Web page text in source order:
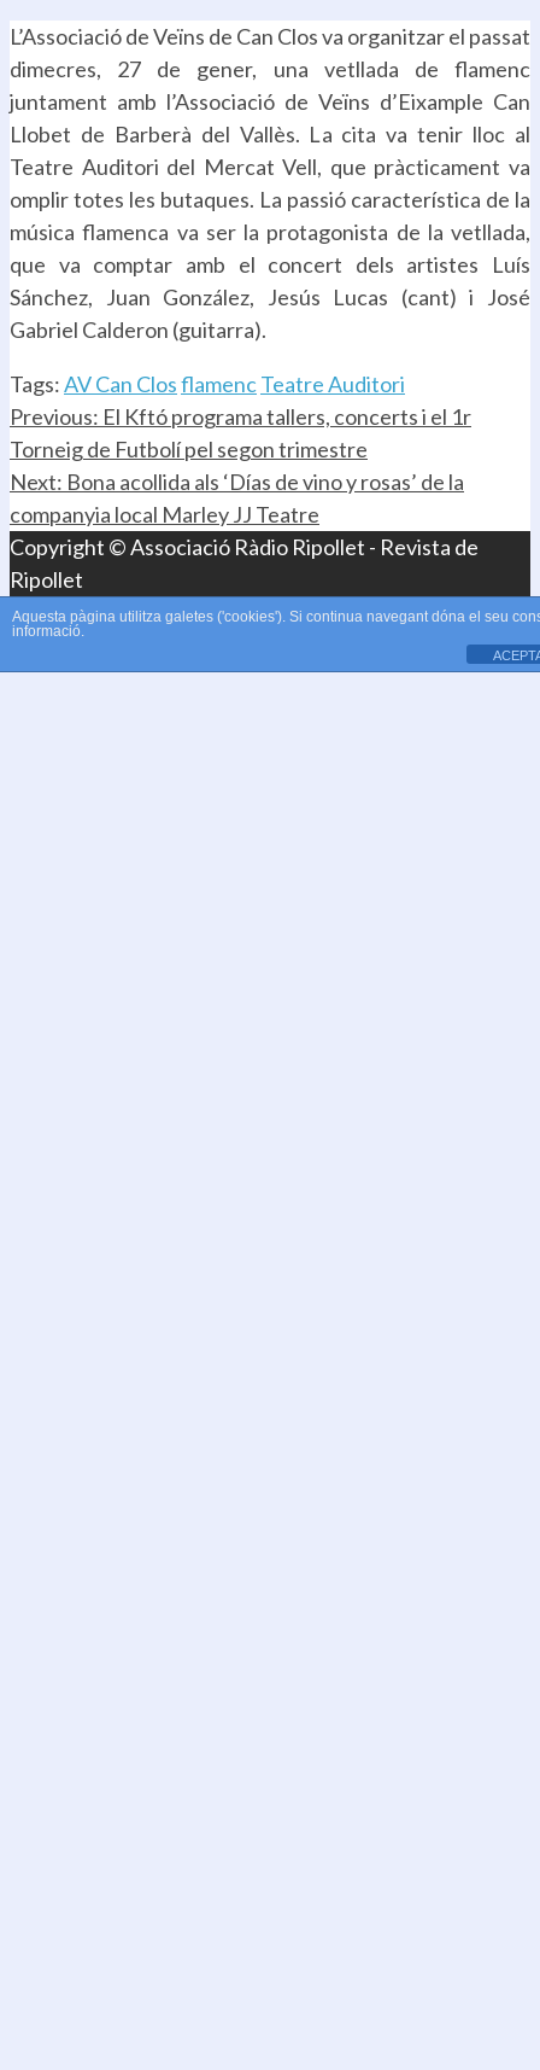
L’Associació de Veïns de Can Clos va organitzar el passat
dimecres, 27 de gener, una vetllada de flamenc
juntament amb l’Associació de Veïns d’Eixample Can
Llobet de Barberà del Vallès. La cita va tenir lloc al
Teatre Auditori del Mercat Vell, que pràcticament va
omplir totes les butaques. La passió característica de la
música flamenca va ser la protagonista de la vetllada,
que va comptar amb el concert dels artistes Luís
Sánchez, Juan González, Jesús Lucas (cant) i José
Gabriel Calderon (guitarra).
Tags:AV Can ClosflamencTeatre Auditori
Continue
Reading
Previous: El Kftó programa tallers, concerts i el 1r
Torneig de Futbolí pel segon trimestre
Next: Bona acollida als ‘Días de vino y rosas’ de la
companyia local Marley JJ Teatre
Copyright © Associació Ràdio Ripollet - Revista de
Ripollet
Aquesta pàgina utilitza galetes ('cookies'). Si continua navegant dóna el seu
informació.